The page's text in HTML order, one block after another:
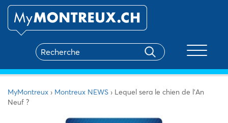
MyMontreux › Montreux NEWS › Lequel sera le chien de l’An
Neuf ?